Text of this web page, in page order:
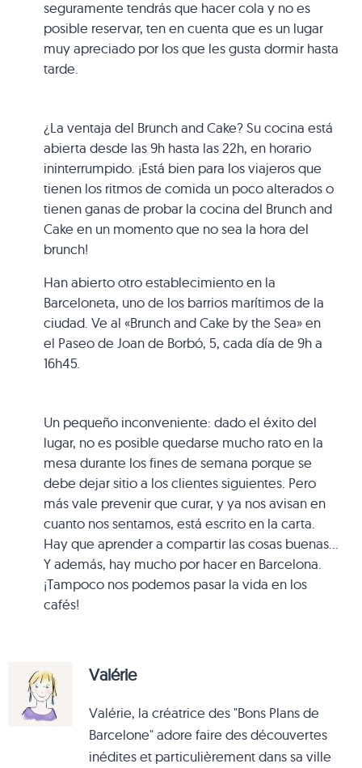
seguramente tendrás que hacer cola y no es
posible reservar, ten en cuenta que es un lugar
muy apreciado por los que les gusta dormir hasta
tarde.
¿La ventaja del Brunch and Cake? Su cocina está
abierta desde las 9h hasta las 22h, en horario
ininterrumpido. ¡Está bien para los viajeros que
tienen los ritmos de comida un poco alterados o
tienen ganas de probar la cocina del Brunch and
Cake en un momento que no sea la hora del
brunch!
Han abierto otro establecimiento en la
Barceloneta, uno de los barrios marítimos de la
ciudad. Ve al «Brunch and Cake by the Sea» en
el Paseo de Joan de Borbó, 5, cada día de 9h a
16h45.
Un pequeño inconveniente: dado el éxito del
lugar, no es posible quedarse mucho rato en la
mesa durante los fines de semana porque se
debe dejar sitio a los clientes siguientes. Pero
más vale prevenir que curar, y ya nos avisan en
cuanto nos sentamos, está escrito en la carta.
Hay que aprender a compartir las cosas buenas…
Y además, hay mucho por hacer en Barcelona.
¡Tampoco nos podemos pasar la vida en los
cafés!
Valérie
Valérie, la créatrice des "Bons Plans de
Barcelone" adore faire des découvertes
inédites et particulièrement dans sa ville